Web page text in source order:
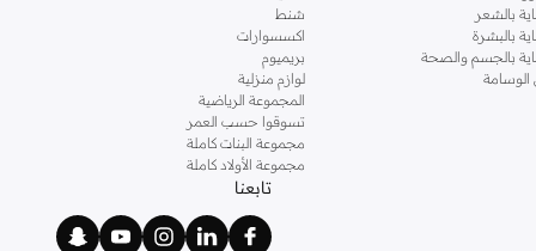
بالشعر
بالبشرة
بالجسم والصحة
الوسامة
شنط
اكسسوارات
بريميوم
لوازم منزلية
المجموعة الرياضية
تسوقوا حسب العمر
مجموعة البنات كاملة
مجموعة الأولاد كاملة
تابعنا